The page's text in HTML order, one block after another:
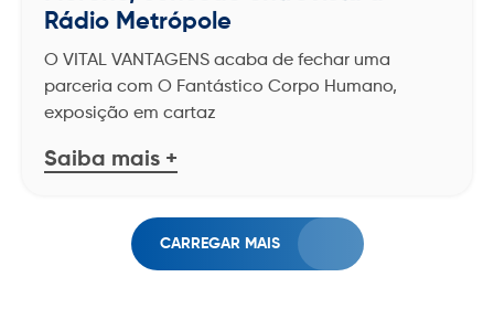
Rádio Metrópole
O VITAL VANTAGENS acaba de fechar uma
parceria com O Fantástico Corpo Humano,
exposição em cartaz
Saiba mais +
CARREGAR MAIS